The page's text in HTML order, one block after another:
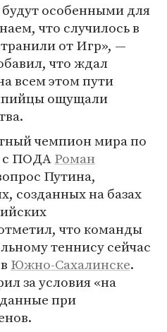
особенными для
что случилось в
от Игр», —
что ждал
всем этом пути
ощущали
чемпион мира по
с ПОДАРоман
Путина,
созданных на базах
что команды
теннису сейчас
Южно-Сахалинске.
за условия «на
при